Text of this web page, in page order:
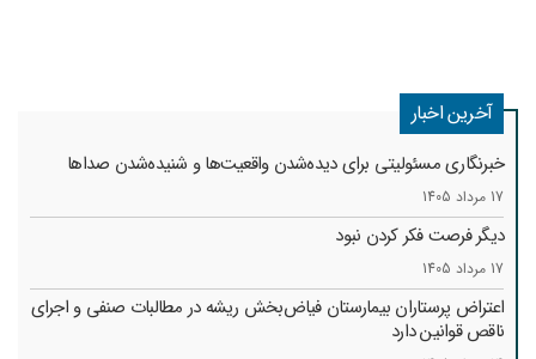
آخرین اخبار
خبرنگاری مسئولیتی برای دیده‌شدن واقعیت‌ها و شنیده‌شدن صداها
17 مرداد 1405
دیگر فرصت فکر کردن نبود
17 مرداد 1405
اعتراض پرستاران بیمارستان فیاض‌بخش ریشه در مطالبات صنفی و اجرای
ناقص قوانین دارد